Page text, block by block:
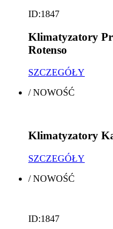
ID:1847
Klimatyzatory
Rotenso
SZCZEGÓŁY
/NOWOŚĆ
Klimatyzatory
SZCZEGÓŁY
/NOWOŚĆ
ID:1847